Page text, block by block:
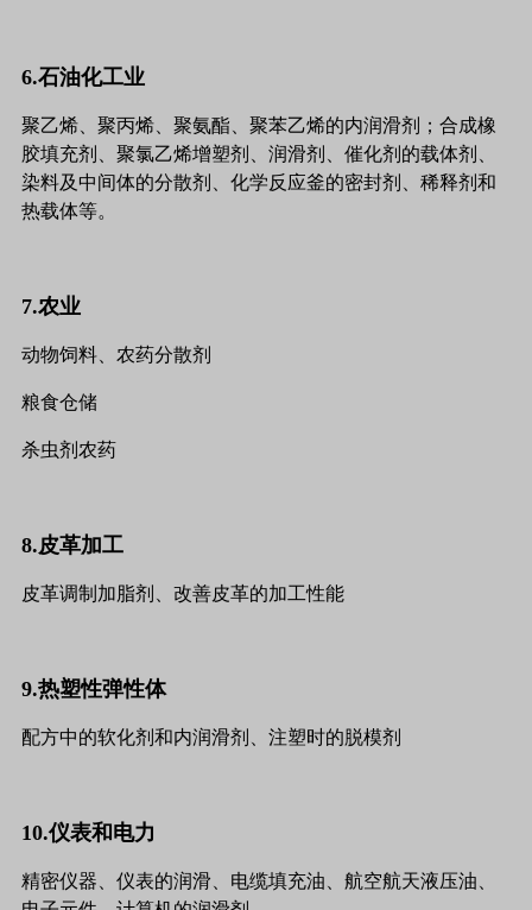
6.石油化工业
聚乙烯、聚丙烯、聚氨酯、聚苯乙烯的内润滑剂；合成橡
胶填充剂、聚氯乙烯增塑剂、润滑剂、催化剂的载体剂、
染料及中间体的分散剂、化学反应釜的密封剂、稀释剂和
热载体等。
7.农业
动物饲料、农药分散剂
粮食仓储
杀虫剂农药
8.皮革加工
皮革调制加脂剂、改善皮革的加工性能
9.热塑性弹性体
配方中的软化剂和内润滑剂、注塑时的脱模剂
10.仪表和电力
精密仪器、仪表的润滑、电缆填充油、航空航天液压油、